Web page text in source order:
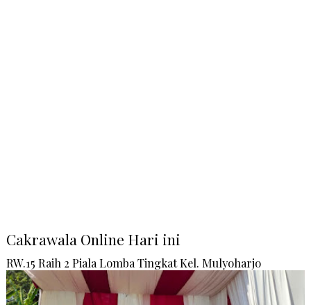
Cakrawala Online Hari ini
RW.15 Raih 2 Piala Lomba Tingkat Kel. Mulyoharjo